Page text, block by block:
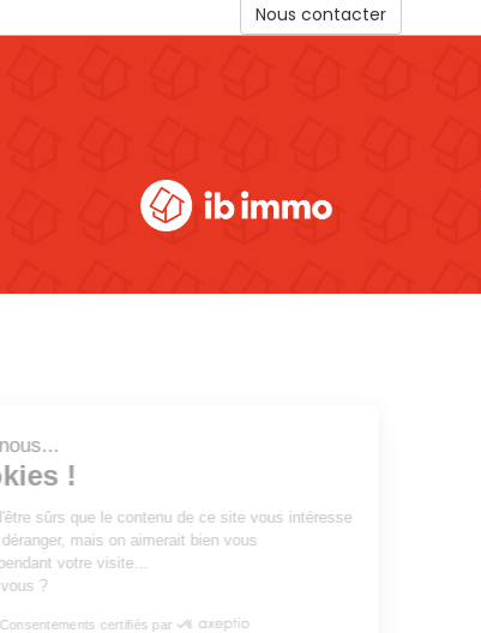
Nous contacter
Salut c'est nous...
les Cookies !
On a attendu d'être sûrs que le contenu de ce site vous intéresse
avant de vous déranger, mais on aimerait bien vous
accompagner pendant votre visite...
C'est OK pour vous ?
Consentements certifiés par